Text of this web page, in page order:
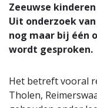
Zeeuwse
Uit onderzoek
nog maar bij één
wordt gesproken.
Het betreft vooral
Tholen,